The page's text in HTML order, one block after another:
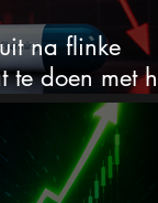
na flinke
doen met